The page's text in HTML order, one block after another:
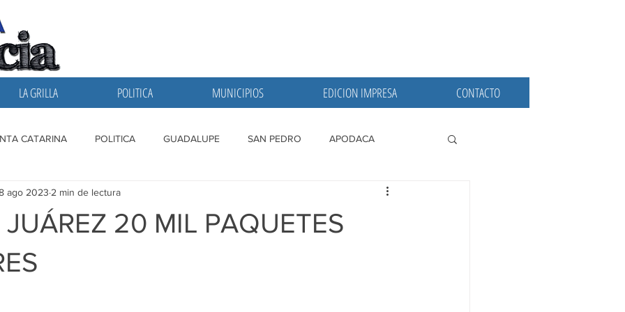
LA GRILLA POLITICA MUNICIPIOS EDICION IMPRESA CONTACTO
CATARINA POLITICA GUADALUPE SAN PEDRO APODACA
GRILLA SAN NICOLAS
JUÁREZ 20 MIL PAQUETES
ago 2023 2 min de lectura